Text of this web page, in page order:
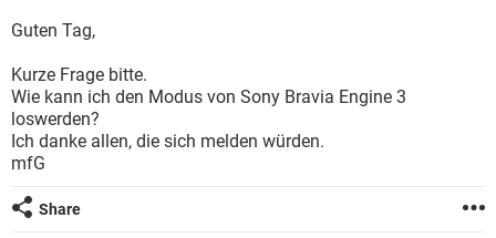
FACEBOOK
FACEBOOK HARDWARE
ANDROID
WINDOWS 10
WHATSAPP TIKTOK
FACEBOOK HARDWARE
Guten Tag,
Kurze Frage bitte.
Wie kann ich den Modus von Sony Bravia Engine 3
loswerden?
Ich danke allen, die sich melden würden.
mfG
Share